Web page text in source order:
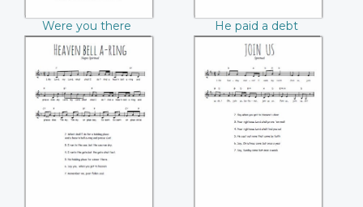
Were you there
when they crucified
my Lord
He paid a debt
Heaven bell a-ring Join us